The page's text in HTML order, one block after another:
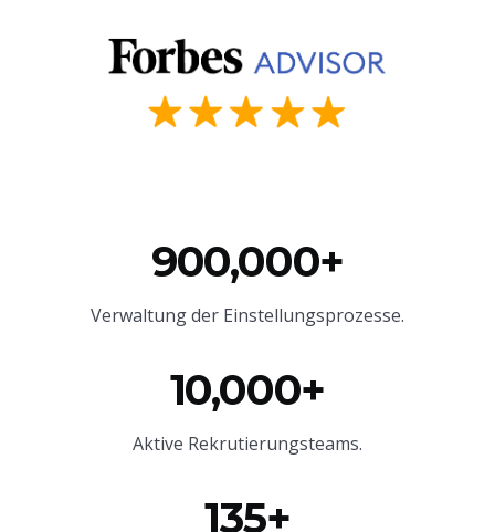
900,000+
Verwaltung der Einstellungsprozesse.
10,000+
Aktive Rekrutierungsteams.
135+